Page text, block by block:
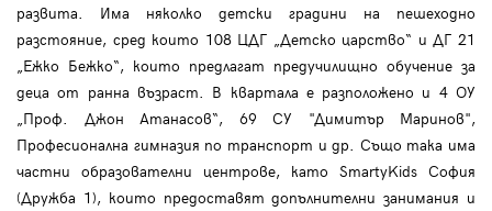
развита. Има няколко детски градини на пешеходно
разстояние, сред които 108 ЦДГ „Детско царство“ и ДГ 21
„Ежко Бежко“, които предлагат предучилищно обучение за
деца от ранна възраст. В квартала е разположено и 4 ОУ
„Проф. Джон Атанасов“, 69 СУ "Димитър Маринов",
Професионална гимназия по транспорт и др. Също така има
частни образователни центрове, като SmartyKids София
(Дружба 1), които предоставят допълнителни занимания и